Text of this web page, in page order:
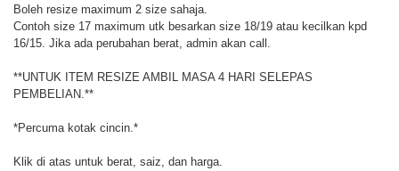
Boleh resize maximum 2 size sahaja.
Contoh size 17 maximum utk besarkan size 18/19 atau kecilkan kpd
16/15. Jika ada perubahan berat, admin akan call.
**UNTUK ITEM RESIZE AMBIL MASA 4 HARI SELEPAS
PEMBELIAN.**
*Percuma kotak cincin.*
Klik di atas untuk berat, saiz, dan harga.